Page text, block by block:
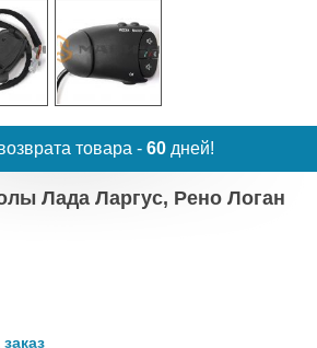
товара - 60 дней!
Лада Ларгус, Рено Логан